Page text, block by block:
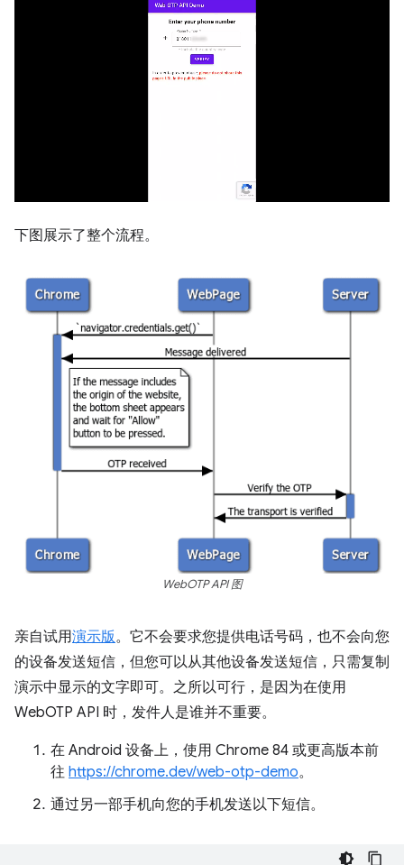
下图展示了整个流程。
WebOTP API 图
亲自试用演示版。它不会要求您提供电话号码，也不会向您
的设备发送短信，但您可以从其他设备发送短信，只需复制
演示中显示的文字即可。之所以可行，是因为在使用
WebOTP API 时，发件人是谁并不重要。
在 Android 设备上，使用 Chrome 84 或更高版本前
往 https://chrome.dev/web-otp-demo。
通过另一部手机向您的手机发送以下短信。